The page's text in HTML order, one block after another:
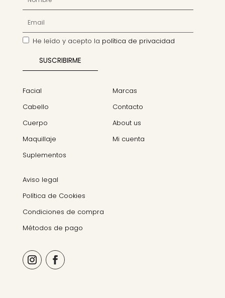
He leído y acepto la política de privacidad
Facial
Cabello
Cuerpo
Maquillaje
Suplementos
Marcas
Contacto
About us
Mi cuenta
Aviso legal
Política de Cookies
Condiciones de compra
Métodos de pago